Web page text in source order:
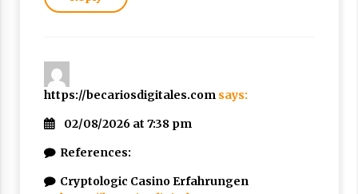
https://becariosdigitales.com says:
02/08/2026 at 7:38 pm
References:
Cryptologic Casino Erfahrungen